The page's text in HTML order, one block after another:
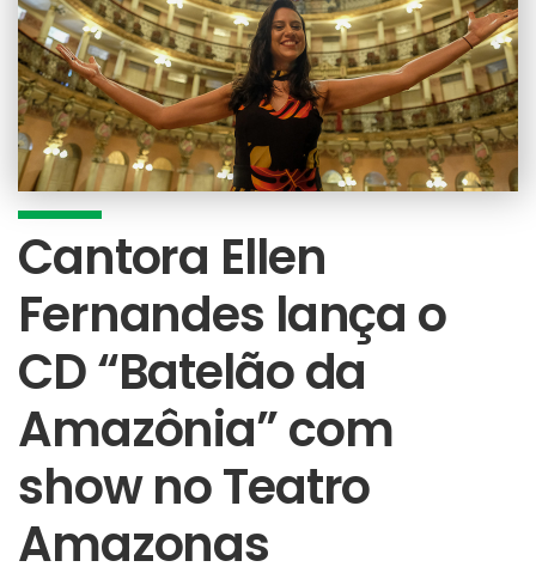
Cantora Ellen
Fernandes lança o
CD “Batelão da
Amazônia” com
show no Teatro
Amazonas